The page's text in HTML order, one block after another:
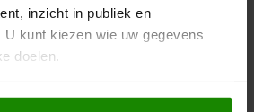
inzicht in publiek en
kunt kiezen wie uw gegevens
doelen.
we ook graag:
Digitaal lezen
Los kopen